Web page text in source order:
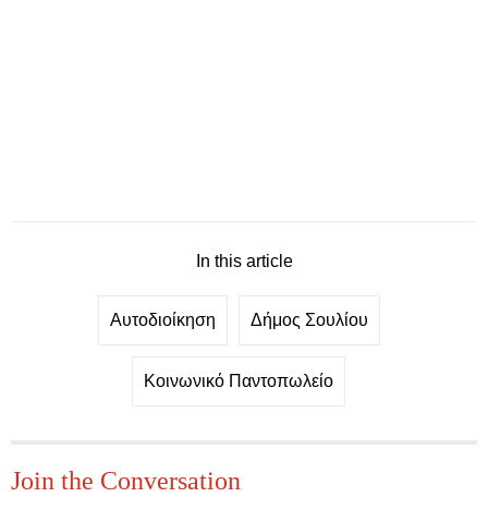
In this article
Αυτοδιοίκηση Δήμος Σουλίου
Κοινωνικό Παντοπωλείο
Join the Conversation